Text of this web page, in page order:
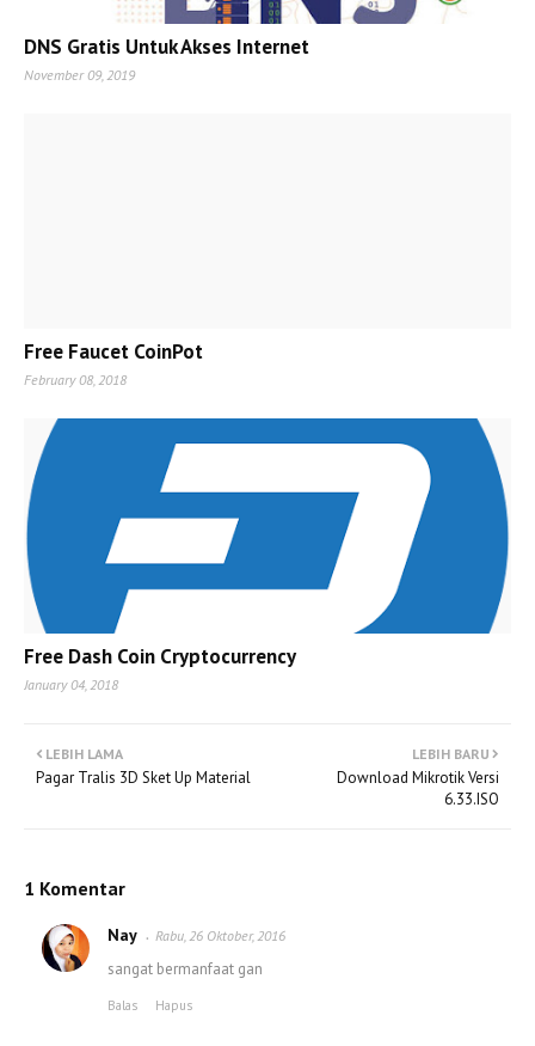
DNS Gratis Untuk Akses Internet
November 09, 2019
Free Faucet CoinPot
February 08, 2018
Free Dash Coin Cryptocurrency
January 04, 2018
LEBIH BARU
Download Mikrotik Versi
6.33.ISO
LEBIH LAMA
Pagar Tralis 3D Sket Up Material
1 Komentar
Nay Rabu, 26 Oktober, 2016
sangat bermanfaat gan
Balas Hapus